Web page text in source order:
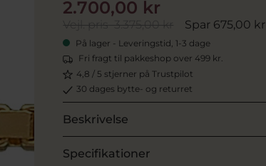
Vejl. pris3.375,00 kr Spar 675,00 kr
2.700,00 kr
På lager - Leveringstid, 1-3 dage
Fri fragt til pakkeshop over 499 kr.
4,8 / 5 stjerner på Trustpilot
30 dages bytte- og returret
Beskrivelse
Specifikationer